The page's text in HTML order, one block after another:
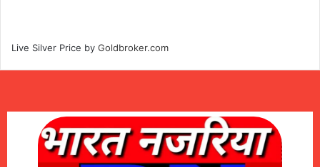
Live Silver Price by Goldbroker.com